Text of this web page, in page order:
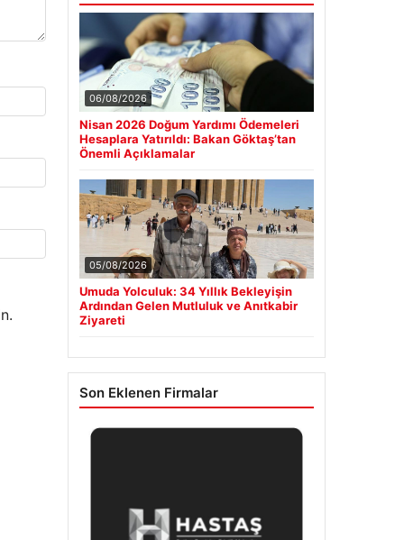
06/08/2026
Nisan 2026 Doğum Yardımı Ödemeleri
Hesaplara Yatırıldı: Bakan Göktaş’tan
Önemli Açıklamalar
05/08/2026
Umuda Yolculuk: 34 Yıllık Bekleyişin
Ardından Gelen Mutluluk ve Anıtkabir
Ziyareti
Son Eklenen Firmalar